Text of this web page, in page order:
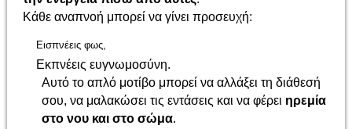
Κάθε αναπνοή μπορεί να γίνει προσευχή:
Εισπνέεις φως,
Εκπνέεις ευγνωμοσύνη.
Αυτό το απλό μοτίβο μπορεί να αλλάξει τη διάθεσή
σου, να μαλακώσει τις εντάσεις και να φέρει ηρεμία
στο νου και στο σώμα.